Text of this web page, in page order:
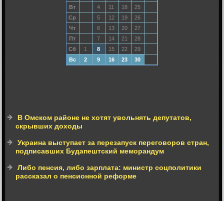
Вт
4 11 18
25
Ср
5 12 19
26
Чт
6 13 20
27
Пт
7 14 21
28
Сб
1 8 15 22
29
Вс
2 9 16 23 30
В Омском районе не хотят увольнять депутатов,
скрывших доходы
Украина выступает за перезапуск переговоров стран,
подписавших Будапештский меморандум
Либо пенсия, либо зарплата: министр соцполитики
рассказал о пенсионной реформе